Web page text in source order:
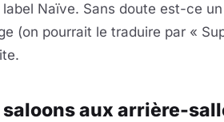
label Naïve. Sans doute est-ce
(on pourrait le traduire par «
saloons aux arrière-